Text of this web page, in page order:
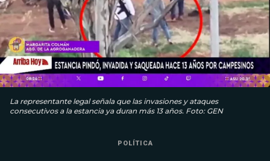
La representante legal señala que las invasiones y ataques
consecutivos a la estancia ya duran más 13 años. Foto: GEN
POLÍTICA